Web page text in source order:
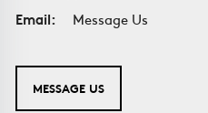
Email:
Message Us
MESSAGE US